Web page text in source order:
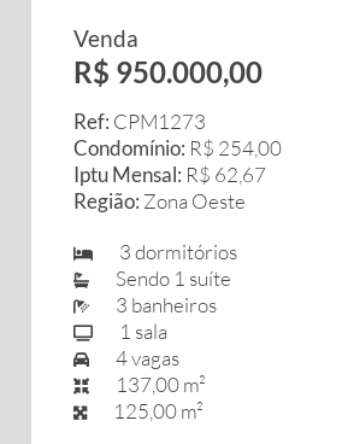
Venda
R$ 950.000,00
Ref: CPM1273
Condomínio: R$ 254,00
Iptu Mensal: R$ 62,67
Região: Zona Oeste
3 dormitórios
Sendo 1 suíte
3 banheiros
1 sala
4 vagas
137,00 m²
125,00 m²